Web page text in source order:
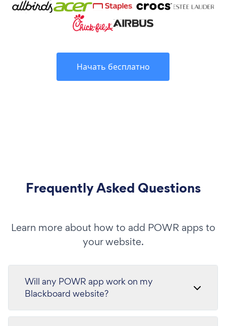
Начать бесплатно
Frequently Asked Questions
Learn more about how to add POWR apps to
your website.
Will any POWR app work on my
Blackboard website?